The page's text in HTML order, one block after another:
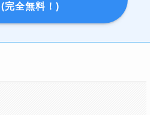
(完全無料！)